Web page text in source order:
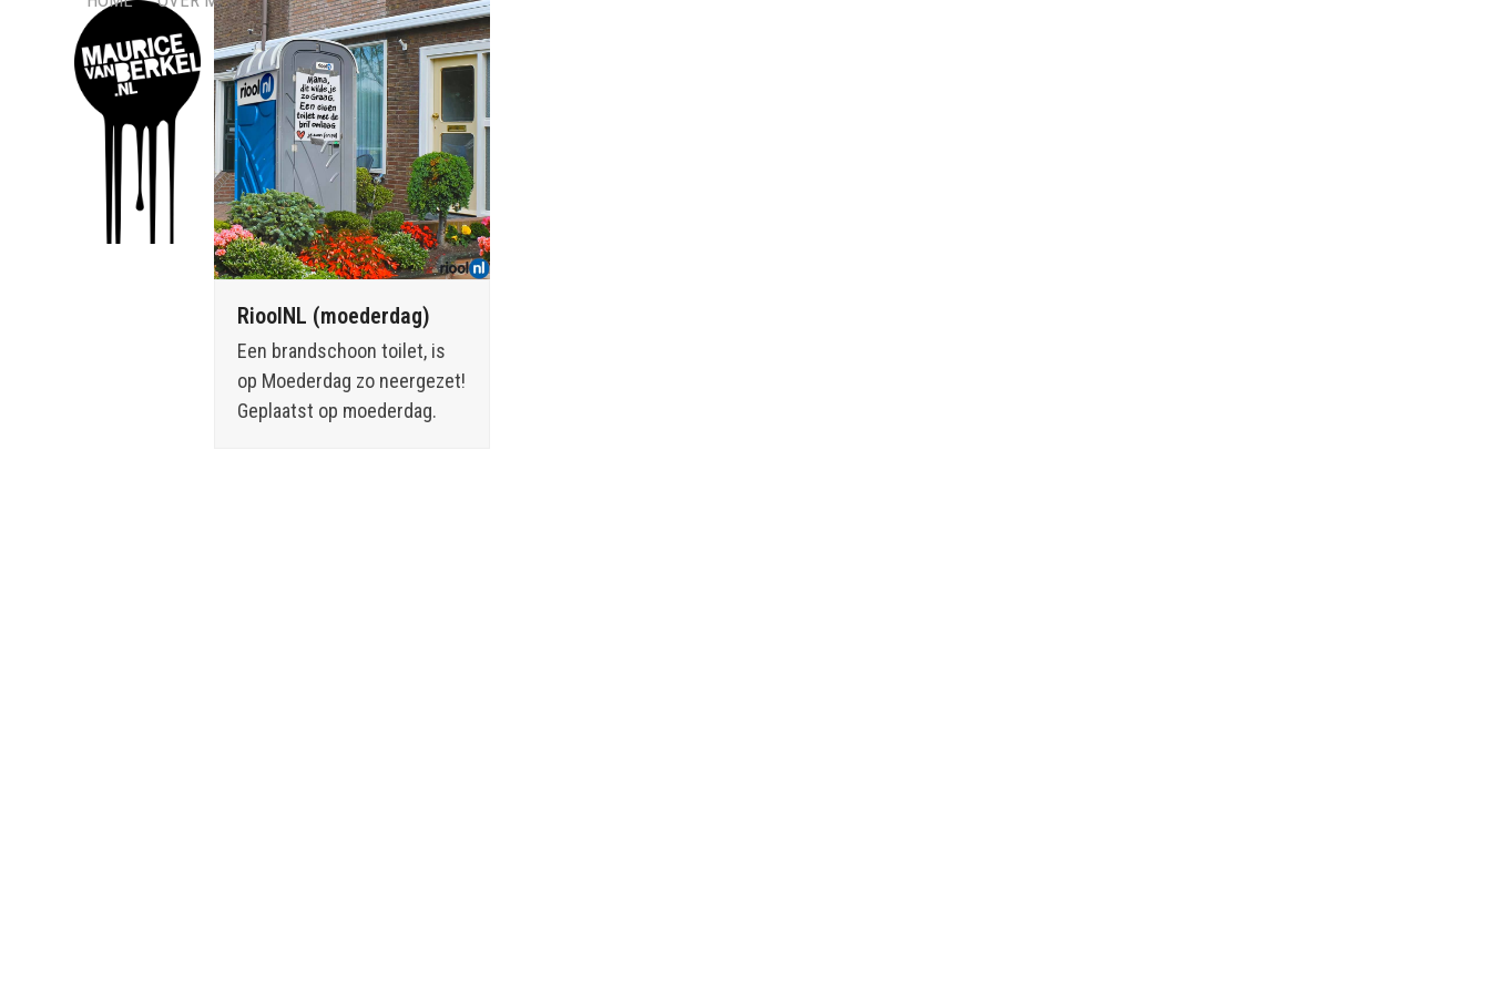
RioolNL (moederdag)
Een brandschoon toilet, is
op Moederdag zo neergezet!
Geplaatst op moederdag.